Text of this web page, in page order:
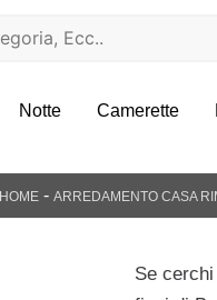
Notte Camerette
HOME - ARREDAMENTO CASA
Se